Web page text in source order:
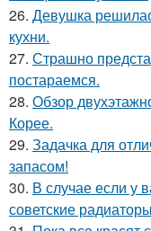
26. Девушка
кухни.
27. Страшно
постараемся.
28. Обзор
Корее.
29. Задачка для
запасом!
30. В случае если у
советские